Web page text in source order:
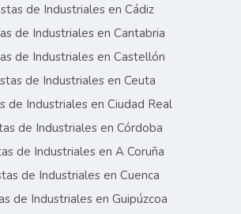
de Industriales en Cádiz
de Industriales en Cantabria
de Industriales en Castellón
de Industriales en Ceuta
de Industriales en Ciudad Real
de Industriales en Córdoba
de Industriales en A Coruña
de Industriales en Cuenca
de Industriales en Guipúzcoa